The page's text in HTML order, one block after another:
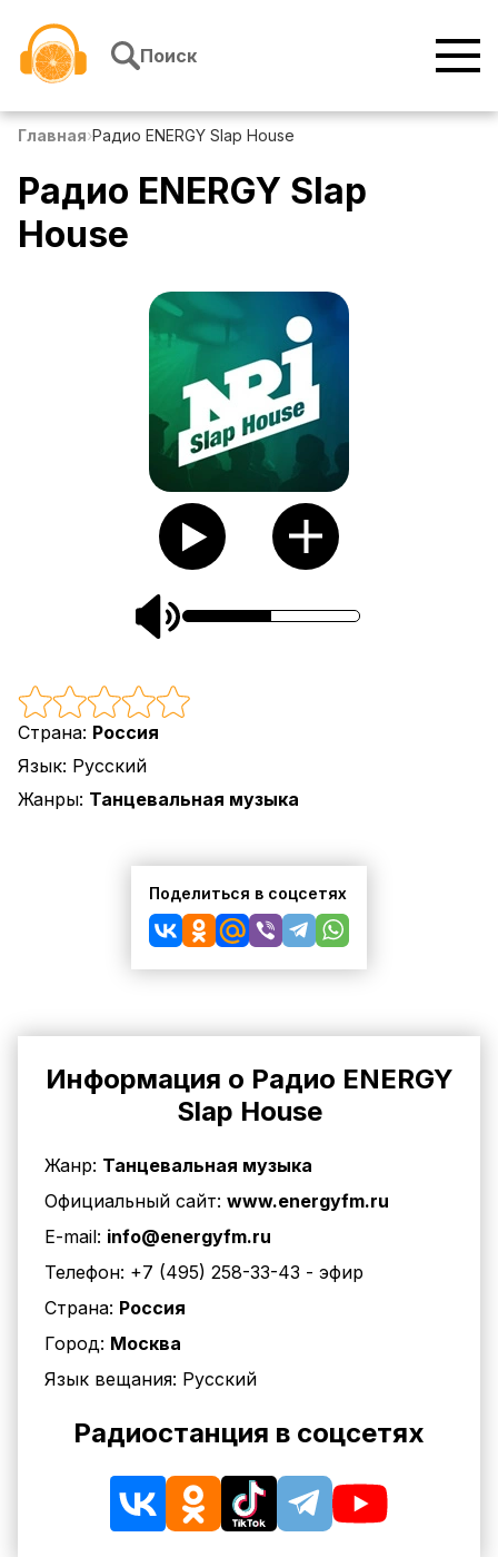
Поиск
Главная›Радио ENERGY Slap House
Радио ENERGY Slap
House
Страна: Россия
Язык: Русский
Жанры: Танцевальная музыка
Поделиться в соцсетях
Информация о Радио ENERGY
Slap House
Жанр: Танцевальная музыка
Официальный сайт: www.energyfm.ru
E-mail: info@energyfm.ru
Телефон: +7 (495) 258-33-43 - эфир
Страна: Россия
Город: Москва
Язык вещания: Русский
Радиостанция в соцсетях